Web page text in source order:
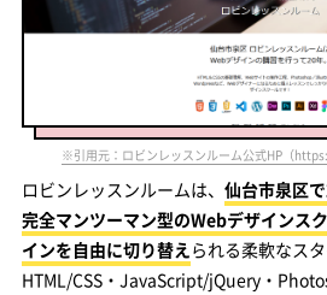
※引用元：ロビンレッスンルーム公式HP（
ロビンレッスンルームは、 仙台市泉区
完全マンツーマン型のWebデザインス
インを自由に切り替え られる柔軟なスタ
HTML/CSS・JavaScript/jQuery・